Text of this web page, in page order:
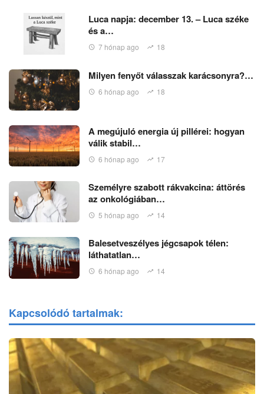
Luca napja: december 13. – Luca széke
és a…
7 hónap ago 18
Milyen fenyőt válasszak karácsonyra?…
6 hónap ago 18
A megújuló energia új pillérei: hogyan
válik stabil…
6 hónap ago 17
Személyre szabott rákvakcina: áttörés
az onkológiában…
5 hónap ago 14
Balesetveszélyes jégcsapok télen:
láthatatlan…
6 hónap ago 14
Kapcsolódó tartalmak: